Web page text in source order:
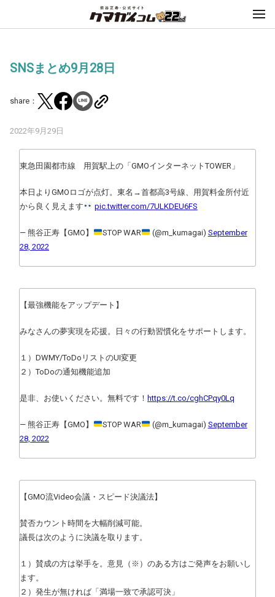
SNSまとめ9月28日
share：
2022年9月29日
東急田園都市線 用賀駅上の「GMOインターネットTOWER」
本日よりGMOロゴが点灯。東名→首都高3号線、用賀料金所付近
から良く見えます
pic.twitter.com/7ULKDEU6FS
— 熊谷正寿【GMO】 STOP WAR (@m_kumagai) September
28, 2022
【最強機能をアップデート】
みなさんの夢実現を応援。日々の行動習慣化をサポートします。
１）DWMY/ToDoリストのUI変更
２）ToDoの通知機能追加
是非、お使いください。無料です！ https://t.co/cghCPqy0Lq
— 熊谷正寿【GMO】 STOP WAR (@m_kumagai) September
28, 2022
【GMO流Video会議・スピード決議法】
賛否カウント時間を大幅削減可能。
議長は次のように決議を取ります。
１）賛成の方は挙手を。意見（※）のある方はご発声をお願いし
ます。
２）発生が無ければ「満場一致で承認可決」